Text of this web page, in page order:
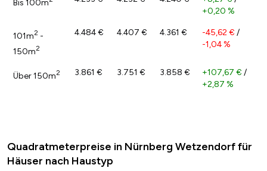
Bis 100m
+0,20 %
101m2 -
150m2
4.484 € 4.407 € 4.361 € -45,62 € /
-1,04 %
Über 150m2 3.861 € 3.751 € 3.858 € +107,67 € /
+2,87 %
Quadratmeterpreise in Nürnberg Wetzendorf für
Häuser nach Haustyp